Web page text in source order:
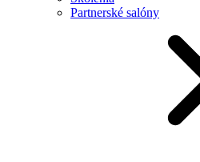
Partnerské salóny